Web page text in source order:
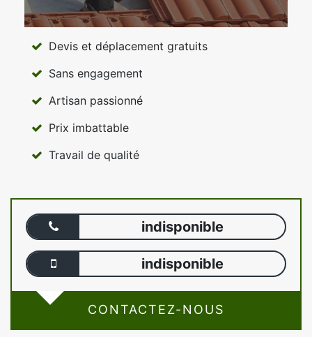
Devis et déplacement gratuits
Sans engagement
Artisan passionné
Prix imbattable
Travail de qualité
indisponible
indisponible
CONTACTEZ-NOUS